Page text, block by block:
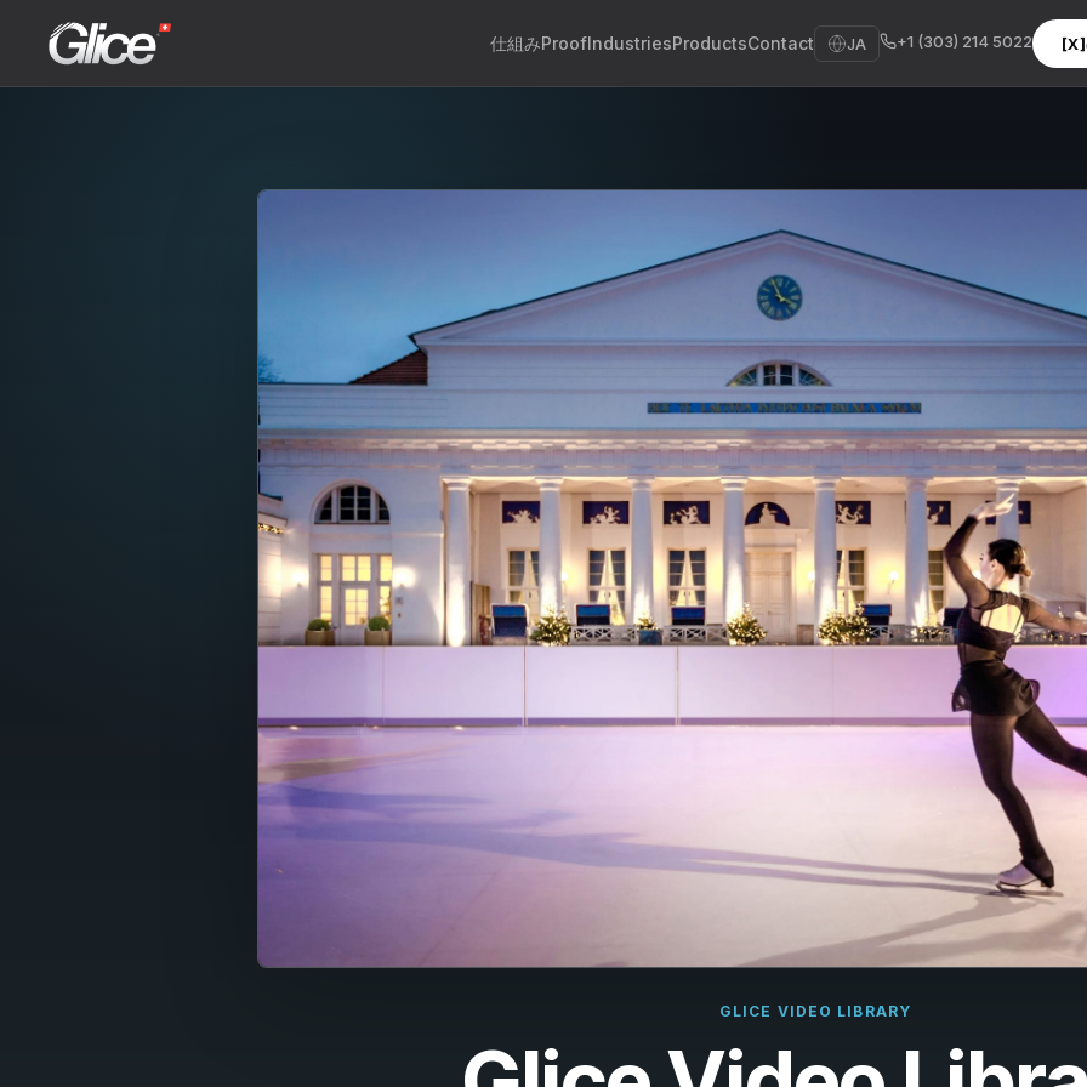
仕組みProofIndustriesProductsContact JA +1 (303) 214 5022 [X]
English
Deutsch
Français
Nederlands
Español
Dansk
Polski
GLICE VIDEO LIBRARY